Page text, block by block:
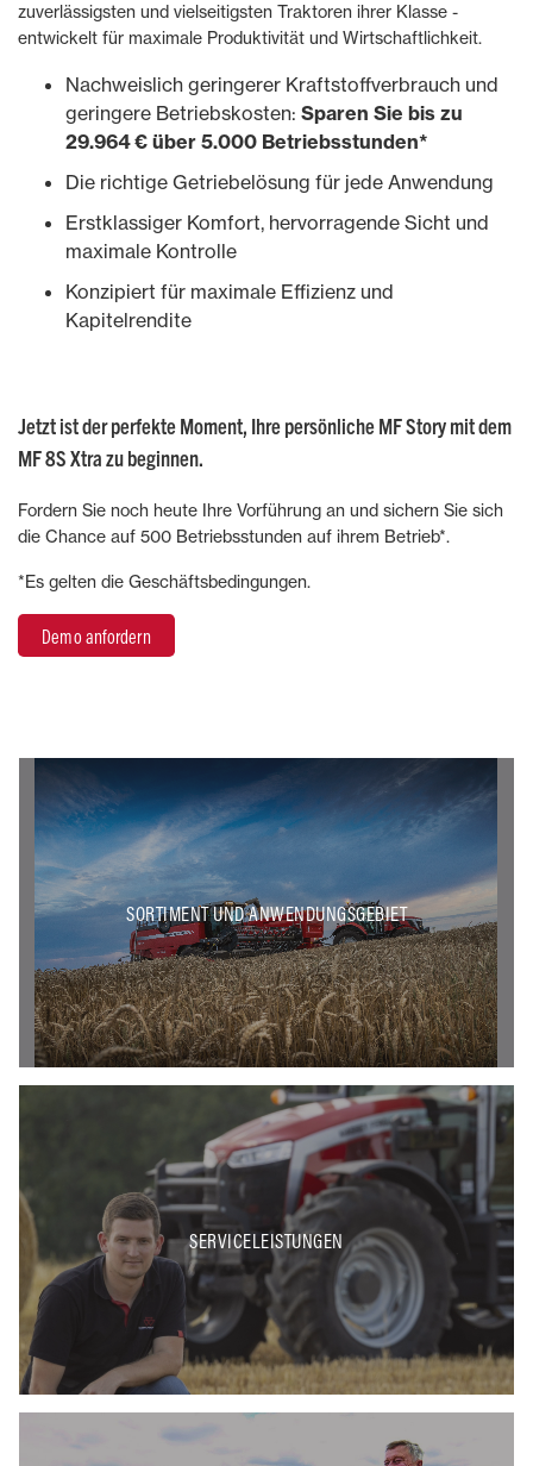
zuverlässigsten und vielseitigsten Traktoren ihrer Klasse -
entwickelt für maximale Produktivität und Wirtschaftlichkeit.
Nachweislich geringerer Kraftstoffverbrauch und
geringere Betriebskosten: Sparen Sie bis zu
29.964 € über 5.000 Betriebsstunden*
Die richtige Getriebelösung für jede Anwendung
Erstklassiger Komfort, hervorragende Sicht und
maximale Kontrolle
Konzipiert für maximale Effizienz und
Kapitelrendite
Jetzt ist der perfekte Moment, Ihre persönliche MF Story mit dem
MF 8S Xtra zu beginnen.
Fordern Sie noch heute Ihre Vorführung an und sichern Sie sich
die Chance auf 500 Betriebsstunden auf ihrem Betrieb*.
*Es gelten die Geschäftsbedingungen.
Demo anfordern
SORTIMENT UND ANWENDUNGSGEBIET
SERVICELEISTUNGEN